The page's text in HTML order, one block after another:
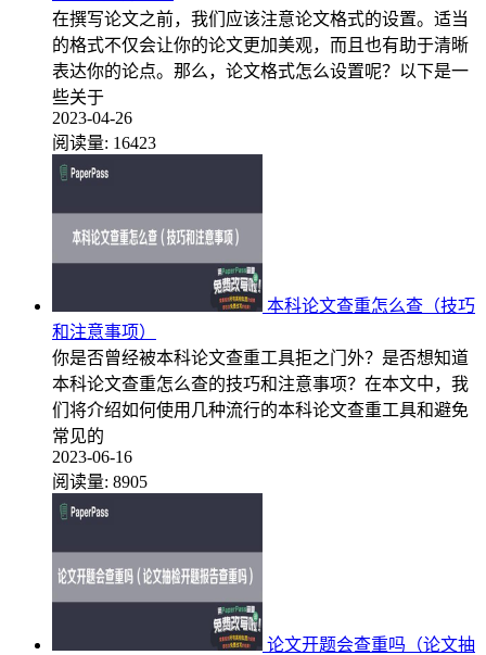
在撰写论文之前，我们应该注意论文格式的设置。适当
的格式不仅会让你的论文更加美观，而且也有助于清晰
表达你的论点。那么，论文格式怎么设置呢？以下是一
些关于
2023-04-26
阅读量: 16423
本科论文查重怎么查（技巧
和注意事项）
你是否曾经被本科论文查重工具拒之门外？是否想知道
本科论文查重怎么查的技巧和注意事项？在本文中，我
们将介绍如何使用几种流行的本科论文查重工具和避免
常见的
2023-06-16
阅读量: 8905
论文开题会查重吗（论文抽